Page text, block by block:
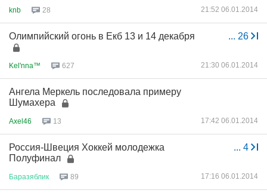
knb 28 21:52 06.01.2014
... 26
Олимпийский огонь в Екб 13 и 14 декабря
Kel'nna™ 627 21:30 06.01.2014
Ангела Меркель последовала примеру
Шумахера
Axel46 13 17:42 06.01.2014
... 4
Россия-Швеция Хоккей молодежка
Полуфинал
Баразяблик 89 17:16 06.01.2014